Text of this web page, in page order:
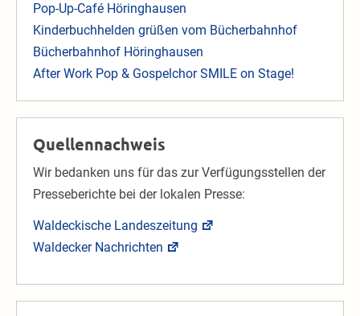
Pop-Up-Café Höringhausen
Kinderbuchhelden grüßen vom Bücherbahnhof
Bücherbahnhof Höringhausen
After Work Pop & Gospelchor SMILE on Stage!
Quellennachweis
Wir bedanken uns für das zur Verfügungsstellen der
Presseberichte bei der lokalen Presse:
Waldeckische Landeszeitung
Waldecker Nachrichten